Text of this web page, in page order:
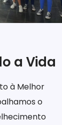
a Vida
à Melhor
o